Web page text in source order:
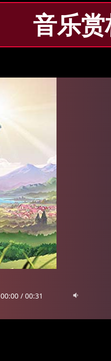
音乐
00:00 / 00:31